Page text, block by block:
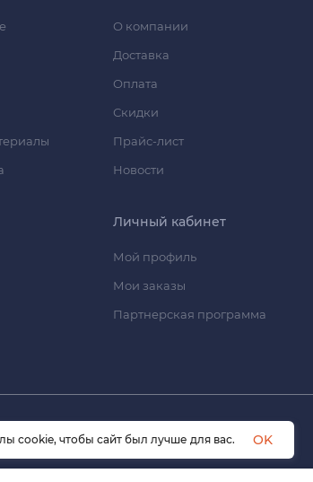
О компании
Доставка
Оплата
Скидки
Прайс-лист
Новости
Личный кабинет
Мой профиль
Мои заказы
Партнерская программа
cookie, чтобы сайт был лучше для вас.
OK